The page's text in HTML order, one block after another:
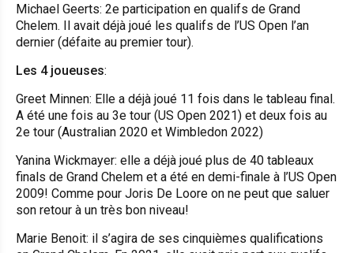
Michael Geerts: 2e participation en qualifs de Grand
Chelem. Il avait déjà joué les qualifs de l’US Open l’an
dernier (défaite au premier tour).
Les 4 joueuses:
Greet Minnen: Elle a déjà joué 11 fois dans le tableau final.
A été une fois au 3e tour (US Open 2021) et deux fois au
2e tour (Australian 2020 et Wimbledon 2022)
Yanina Wickmayer: elle a déjà joué plus de 40 tableaux
finals de Grand Chelem et a été en demi-finale à l’US Open
2009! Comme pour Joris De Loore on ne peut que saluer
son retour à un très bon niveau!
Marie Benoit: il s’agira de ses cinquièmes qualifications